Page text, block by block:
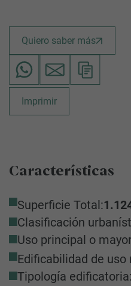
Quiero saber más
Imprimir
Características
Superficie Total:
Clasificación
Uso principal o
Edificabilidad de
Tipología edificatoria: